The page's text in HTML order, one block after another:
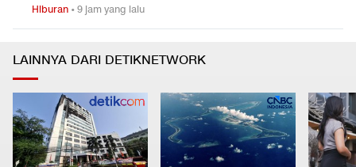
Hiburan •9 jam yang lalu
LAINNYA DARI DETIKNETWORK